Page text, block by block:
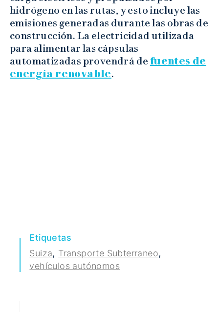
hidrógeno en las rutas, y esto incluye las
emisiones generadas durante las obras de
construcción. La electricidad utilizada
para alimentar las cápsulas
automatizadas provendrá de fuentes de
energía renovable.
Etiquetas
Suiza, Transporte Subterraneo,
vehículos autónomos